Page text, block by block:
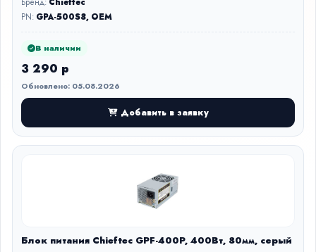
PN: GPA-500S8, OEM
В наличии
3 290 р
Обновлено: 05.08.2026
Добавить в заявку
Блок питания Chieftec GPF-400P, 400Вт, 80мм, серый